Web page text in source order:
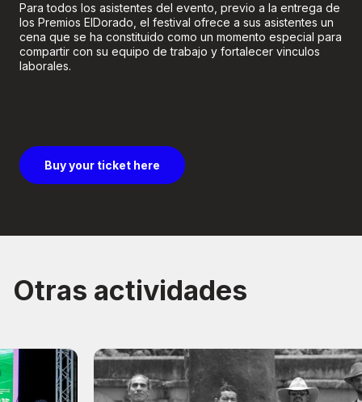
Para todos los asistentes del evento, previo a la entrega de
los Premios ElDorado, el festival ofrece a sus asistentes un
cena que se ha constituido como un momento especial para
compartir con su equipo de trabajo y fortalecer vinculos
laborales.
Buy your ticket here
Otras actividades